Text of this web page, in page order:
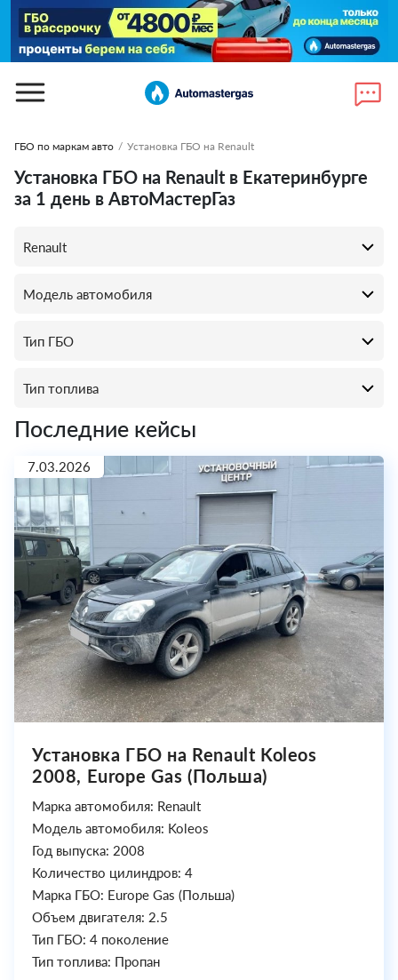
ГБО по маркам авто / Установка ГБО на Renault
Установка ГБО на Renault в Екатеринбурге
за 1 день в АвтоМастерГаз
Последние кейсы
7.03.2026
Установка ГБО на Renault Koleos
2008, Europe Gas (Польша)
Марка автомобиля: Renault
Модель автомобиля: Koleos
Год выпуска: 2008
Количество цилиндров: 4
Марка ГБО: Europe Gas (Польша)
Объем двигателя: 2.5
Тип ГБО: 4 поколение
Тип топлива: Пропан